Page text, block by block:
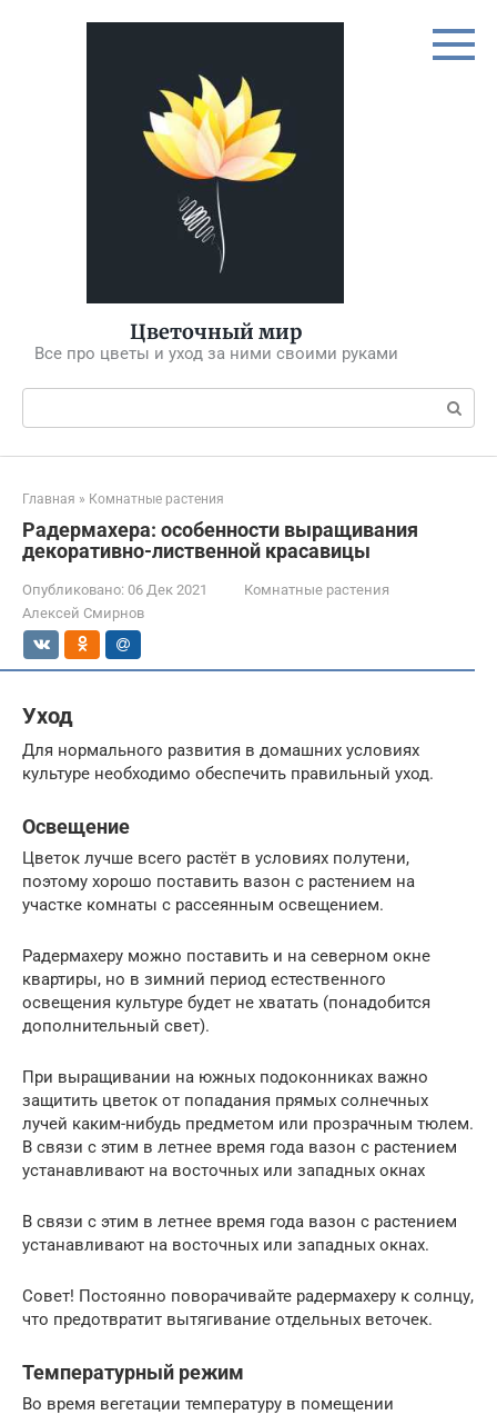
Цветочный мир
Все про цветы и уход за ними своими руками
Поиск:
Главная » Комнатные растения
Радермахера: особенности выращивания
декоративно-лиственной красавицы
Опубликовано: 06 Дек 2021
Комнатные растения
Алексей Смирнов
Уход
Для нормального развития в домашних условиях
культуре необходимо обеспечить правильный уход.
Освещение
Цветок лучше всего растёт в условиях полутени,
поэтому хорошо поставить вазон с растением на
участке комнаты с рассеянным освещением.
Радермахеру можно поставить и на северном окне
квартиры, но в зимний период естественного
освещения культуре будет не хватать (понадобится
дополнительный свет).
При выращивании на южных подоконниках важно
защитить цветок от попадания прямых солнечных
лучей каким-нибудь предметом или прозрачным тюлем.
В связи с этим в летнее время года вазон с растением
устанавливают на восточных или западных окнах
В связи с этим в летнее время года вазон с растением
устанавливают на восточных или западных окнах.
Совет! Постоянно поворачивайте радермахеру к солнцу,
что предотвратит вытягивание отдельных веточек.
Температурный режим
Во время вегетации температуру в помещении